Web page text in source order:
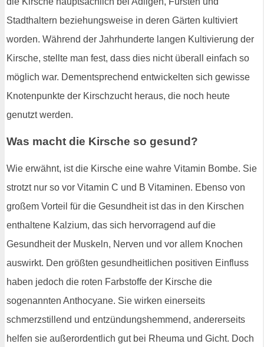
Stadthaltern beziehungsweise in deren Gärten kultiviert
worden. Während der Jahrhunderte langen Kultivierung der
Kirsche, stellte man fest, dass dies nicht überall einfach so
möglich war. Dementsprechend entwickelten sich gewisse
Knotenpunkte der Kirschzucht heraus, die noch heute
genutzt werden.
Was macht die Kirsche so gesund?
Wie erwähnt, ist die Kirsche eine wahre Vitamin Bombe. Sie
strotzt nur so vor Vitamin C und B Vitaminen. Ebenso von
großem Vorteil für die Gesundheit ist das in den Kirschen
enthaltene Kalzium, das sich hervorragend auf die
Gesundheit der Muskeln, Nerven und vor allem Knochen
auswirkt. Den größten gesundheitlichen positiven Einfluss
haben jedoch die roten Farbstoffe der Kirsche die
sogenannten Anthocyane. Sie wirken einerseits
schmerzstillend und entzündungshemmend, andererseits
helfen sie außerordentlich gut bei Rheuma und Gicht. Doch